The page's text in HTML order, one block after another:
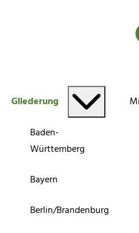
Gliederung
Baden-
Württemberg
Bayern
Berlin/Brandenburg